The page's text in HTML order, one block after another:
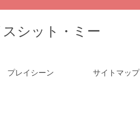
シット・ミー
プレイシーン サイトマップ